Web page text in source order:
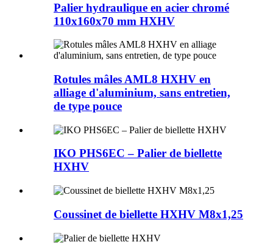
Palier hydraulique en acier chromé
110x160x70 mm HXHV
Rotules mâles AML8 HXHV en
alliage d'aluminium, sans entretien,
de type pouce
IKO PHS6EC – Palier de biellette
HXHV
Coussinet de biellette HXHV M8x1,25